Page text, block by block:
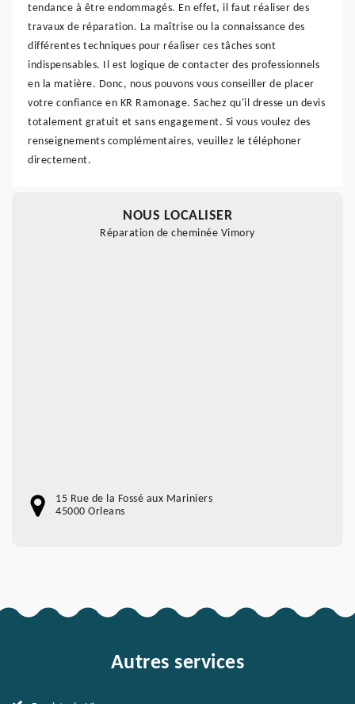
tendance à être endommagés. En effet, il faut réaliser des
travaux de réparation. La maîtrise ou la connaissance des
différentes techniques pour réaliser ces tâches sont
indispensables. Il est logique de contacter des professionnels
en la matière. Donc, nous pouvons vous conseiller de placer
votre confiance en KR Ramonage. Sachez qu'il dresse un devis
totalement gratuit et sans engagement. Si vous voulez des
renseignements complémentaires, veuillez le téléphoner
directement.
NOUS LOCALISER
Réparation de cheminée Vimory
15 Rue de la Fossé aux Mariniers
45000 Orleans
Autres services